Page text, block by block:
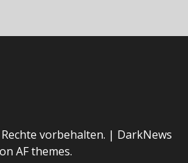
vorbehalten. | DarkNews
AF themes.